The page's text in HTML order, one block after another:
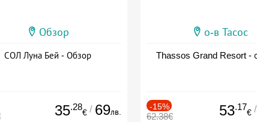
Обзор
СОЛ Луна Бей - Обзор
35.28
€ / 69лв.
о-в Тасос
Thassos Grand Resort -
-15%
62.38€ 53.17
€ /